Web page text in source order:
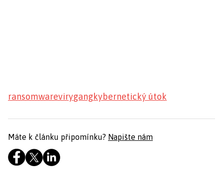
ransomwarevirygangkybernetický útok
Máte k článku připomínku? Napište nám